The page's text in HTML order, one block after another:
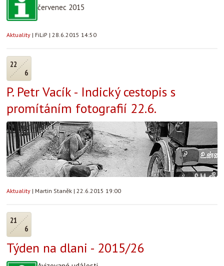
červenec 2015
Aktuality | FiLiP | 28.6.2015 14:50
22
6
P. Petr Vacík - Indický cestopis s
promítáním fotografií 22.6.
Aktuality | Martin Staněk | 22.6.2015 19:00
21
6
Týden na dlani - 2015/26